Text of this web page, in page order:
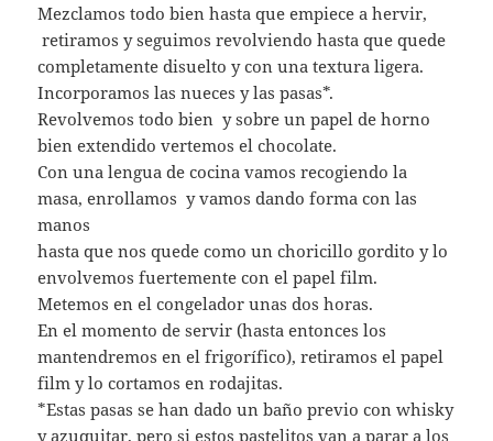
Mezclamos todo bien hasta que empiece a hervir,
retiramos y seguimos revolviendo hasta que quede
completamente disuelto y con una textura ligera.
Incorporamos las nueces y las pasas*.
Revolvemos todo bien y sobre un papel de horno
bien extendido vertemos el chocolate.
Con una lengua de cocina vamos recogiendo la
masa, enrollamos y vamos dando forma con las
manos
hasta que nos quede como un choricillo gordito y lo
envolvemos fuertemente con el papel film.
Metemos en el congelador unas dos horas.
En el momento de servir (hasta entonces los
mantendremos en el frigorífico), retiramos el papel
film y lo cortamos en rodajitas.
*Estas pasas se han dado un baño previo con whisky
y azuquitar, pero si estos pastelitos van a parar a los